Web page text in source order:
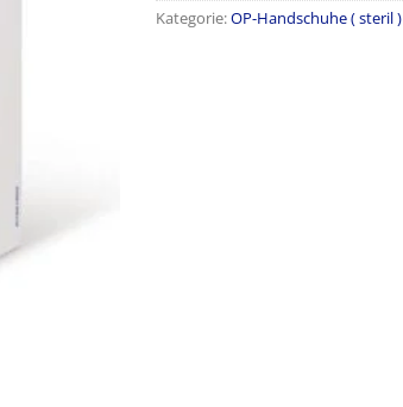
Kategorie:OP-Handschuhe ( steril )